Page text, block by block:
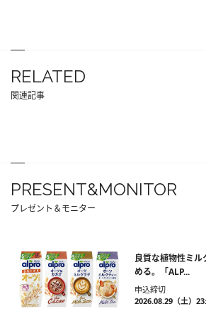
RELATED
関連記事
PRESENT&MONITOR
プレゼント＆モニター
良質な植物性ミル
める。「ALP...
申込締切
2026.08.29（土）